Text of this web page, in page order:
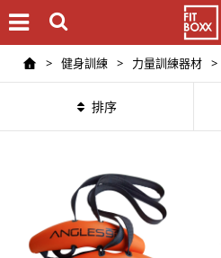
> 健身訓練 > 力量訓練器材 >
排序